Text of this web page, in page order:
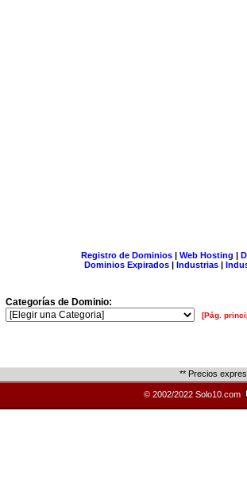
Registro de Dominios| Web Hosting |
Dominios Expirados | Industrias |
Categorías de Dominio:
[Pág.
** Precios
© 2002/2022 Solo10.com